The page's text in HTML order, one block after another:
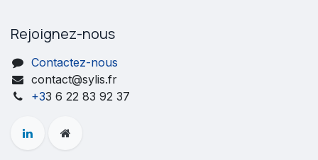
Rejoignez-nous
Contactez-nous
contact@sylis.fr
+33 6 22 83 92 37